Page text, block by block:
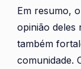
Em resumo,
opinião deles
também
comunidade.